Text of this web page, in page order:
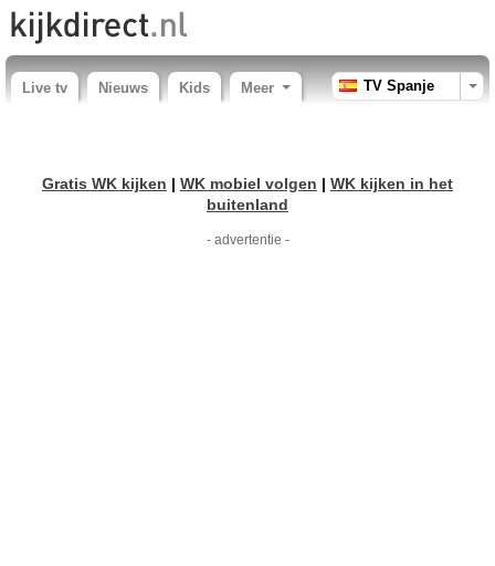
Live tv Nieuws Kids Meer TV Spanje
Gratis WK kijken | WK mobiel volgen | WK kijken in het
buitenland
- advertentie -